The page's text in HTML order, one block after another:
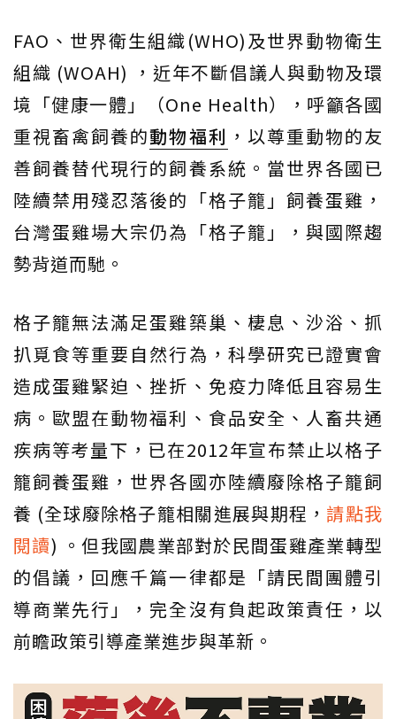
FAO、世界衛生組織(WHO)及世界動物衛生
組織 (WOAH) ，近年不斷倡議人與動物及環
境「健康一體」（One Health），呼籲各國
重視畜禽飼養的動物福利 ，以尊重動物的友
善飼養替代現行的飼養系統。當世界各國已
陸續禁用殘忍落後的「格子籠」飼養蛋雞，
台灣蛋雞場大宗仍為「格子籠」，與國際趨
勢背道而馳。
格子籠無法滿足蛋雞築巢、棲息、沙浴、抓
扒覓食等重要自然行為，科學研究已證實會
造成蛋雞緊迫、挫折、免疫力降低且容易生
病。歐盟在動物福利、食品安全、人畜共通
疾病等考量下，已在2012年宣布禁止以格子
籠飼養蛋雞，世界各國亦陸續廢除格子籠飼
養 (全球廢除格子籠相關進展與期程， 請點我
閱讀) 。但我國農業部對於民間蛋雞產業轉型
的倡議，回應千篇一律都是「請民間團體引
導商業先行」，完全沒有負起政策責任，以
前瞻政策引導產業進步與革新。